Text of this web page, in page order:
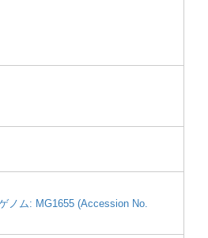
ノム: MG1655 (Accession No.